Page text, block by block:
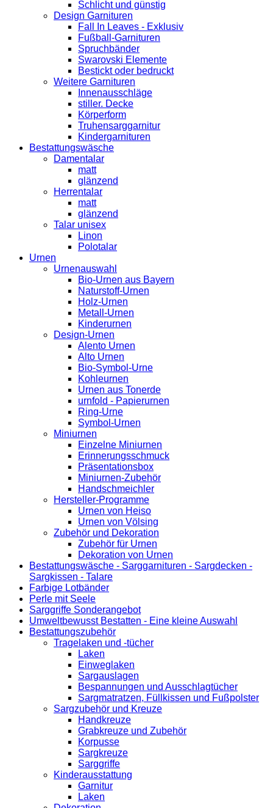
Schlicht und günstig
Design Garnituren
Fall In Leaves - Exklusiv
Fußball-Garnituren
Spruchbänder
Swarovski Elemente
Bestickt oder bedruckt
Weitere Garnituren
Innenausschläge
stiller. Decke
Körperform
Truhensarggarnitur
Kindergarnituren
Bestattungswäsche
Damentalar
matt
glänzend
Herrentalar
matt
glänzend
Talar unisex
Linon
Polotalar
Urnen
Urnenauswahl
Bio-Urnen aus Bayern
Naturstoff-Urnen
Holz-Urnen
Metall-Urnen
Kinderurnen
Design-Urnen
Alento Urnen
Alto Urnen
Bio-Symbol-Urne
Kohleurnen
Urnen aus Tonerde
urnfold - Papierurnen
Ring-Urne
Symbol-Urnen
Miniurnen
Einzelne Miniurnen
Erinnerungsschmuck
Präsentationsbox
Miniurnen-Zubehör
Handschmeichler
Hersteller-Programme
Urnen von Heiso
Urnen von Völsing
Zubehör und Dekoration
Zubehör für Urnen
Dekoration von Urnen
Bestattungswäsche - Sarggarnituren - Sargdecken -
Sargkissen - Talare
Farbige Lotbänder
Perle mit Seele
Sarggriffe Sonderangebot
Umweltbewusst Bestatten - Eine kleine Auswahl
Bestattungszubehör
Tragelaken und -tücher
Laken
Einweglaken
Sargauslagen
Bespannungen und Ausschlagtücher
Sargmatratzen, Füllkissen und Fußpolster
Sargzubehör und Kreuze
Handkreuze
Grabkreuze und Zubehör
Korpusse
Sargkreuze
Sarggriffe
Kinderausstattung
Garnitur
Laken